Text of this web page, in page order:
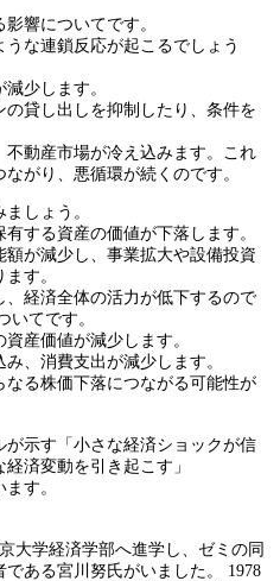
響についてです。
な連鎖反応が起こるでしょう
少します。
貸し出しを抑制したり、条件を
動産市場が冷え込みます。これ
がり、悪循環が続くのです。
しょう。
する資産の価値が下落します。
が減少し、事業拡大や設備投資
す。
経済全体の活力が低下するので
いてです。
産価値が減少します。
、消費支出が減少します。
る株価下落につながる可能性が
示す「小さな経済ショックが信
済変動を引き起こす」
す。
大学経済学部へ進学し、ゼミの同
ある宮川努氏がいました。 1978